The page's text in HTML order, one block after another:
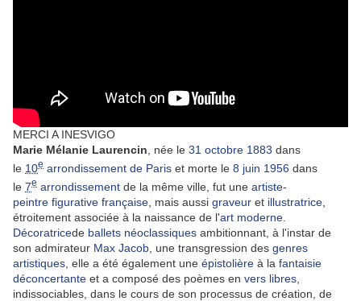
MERCI A INESVIGO
Marie Mélanie Laurencin , née le 31 octobre 1883 dans
le 10e arrondissement de Paris et morte le 8 juin 1956 dans
le 7e arrondissement de la même ville, fut une artiste-
peintre figurative française , mais aussi graveur et illustratrice
étroitement associée à la naissance de l'art moderne
Décoratricede ballets néoclassiques ambitionnant, à l'instar de
son admirateur Max Jacob , une transgression des genres
artistiques , elle a été également une épistolière à la fantaisie
déconcertante et a composé des poèmes en vers libres
indissociables, dans le cours de son processus de création, de